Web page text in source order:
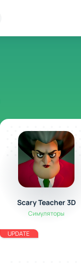
Scary Teacher 3D
Симуляторы
UPDATE